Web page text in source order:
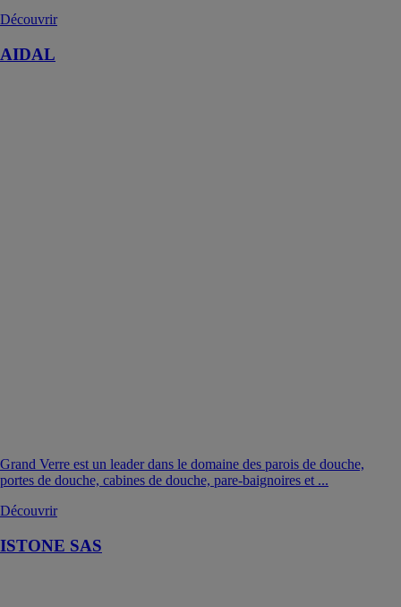
Découvrir
AIDAL
Grand Verre est un leader dans le domaine des parois de douche,
portes de douche, cabines de douche, pare-baignoires et ...
Découvrir
ISTONE SAS